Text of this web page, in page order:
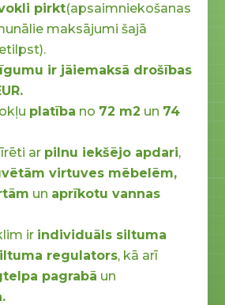
pirkt(apsaimniekošanas
maksājumi šajā
ir jāiemaksā drošības
platība no 72 m2 un 74
ar pilnu iekšējo apdari,
virtuves mēbelēm,
un aprīkotu vannas
ir individuāls siltuma
regulators, kā arī
pagrabā un